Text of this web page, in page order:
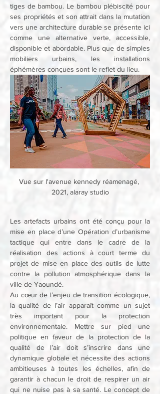
tiges de bambou. Le bambou plébiscité pour
ses propriétés et son attrait dans la mutation
vers une architecture durable se présente ici
comme une alternative verte, accessible,
disponible et abordable. Plus que de simples
mobiliers urbains, les installations
éphémères conçues sont le reflet du lieu.
Vue sur l'avenue kennedy réamenagé,
2021, alaray studio
Les artefacts urbains ont été conçu pour la
mise en place d’une Opération d’urbanisme
tactique qui entre dans le cadre de la
réalisation des actions à court terme du
projet de mise en place des outils de lutte
contre la pollution atmosphérique dans la
ville de Yaoundé.
Au cœur de l’enjeu de transition écologique,
la qualité de l’air apparaît comme un sujet
très important pour la protection
environnementale. Mettre sur pied une
politique en faveur de la protection de la
qualité de l’air doit s’inscrire dans une
dynamique globale et nécessite des actions
ambitieuses à toutes les échelles, afin de
garantir à chacun le droit de respirer un air
qui ne nuise pas à sa santé. Le concept de